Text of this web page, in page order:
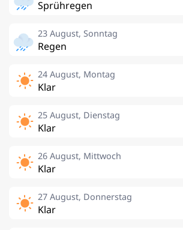
Sprühregen
23 August, Sonntag
Regen
24 August, Montag
Klar
25 August, Dienstag
Klar
26 August, Mittwoch
Klar
27 August, Donnerstag
Klar